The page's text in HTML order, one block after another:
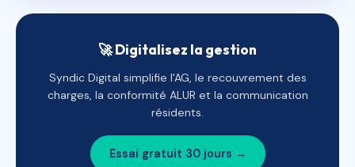
🚀 Digitalisez la gestion
Syndic Digital simplifie l'AG, le recouvrement des
charges, la conformité ALUR et la communication
résidents.
Essai gratuit 30 jours →